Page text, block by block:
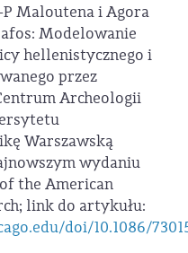
Maloutena i Agora
Modelowanie
hellenistycznego i
przez
Archeologii
Warszawską
wydaniu
the American
link do artykułu:
doi/10.1086/